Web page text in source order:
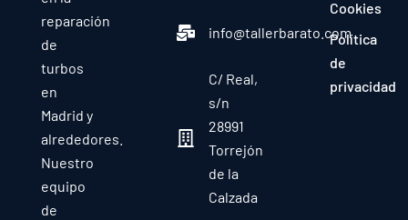
reparación
de
turbos
en
Madrid y
alrededores.
Nuestro
equipo
de
info@tallerbarato.com
C/ Real,
s/n
28991
Torrejón
de la
Calzada
Cookies
Política
de
privacidad